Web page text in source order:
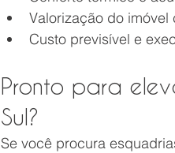
Valorização do
Custo previsível e
Pronto para
Sul?
Se você procura